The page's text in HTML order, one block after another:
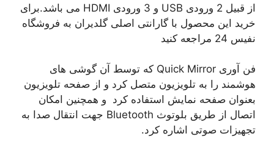
از قبیل 2 ورودی USB و 3 ورودی HDMI می باشد.برای
خرید این محصول با گارانتی اصلی گلدیران به فروشگاه
نفیس 24 مراجعه کنید
فن آوری Quick Mirror که توسط آن گوشی های
هوشمند را به تلویزیون متصل کرد و از صفحه تلویزیون
بعنوان صفحه نمایش استفاده کرد و همچنین امکان
اتصال از طریق بلوتوث Bluetooth جهت انتقال صدا به
تجهیزات صوتی اشاره کرد.